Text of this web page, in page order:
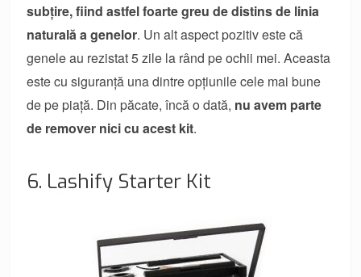
subțire, fiind astfel foarte greu de distins de linia
naturală a genelor. Un alt aspect pozitiv este că
genele au rezistat 5 zile la rând pe ochii mei. Aceasta
este cu siguranță una dintre opțiunile cele mai bune
de pe piață. Din păcate, încă o dată, nu avem parte
de remover nici cu acest kit.
6. Lashify Starter Kit